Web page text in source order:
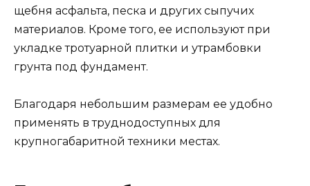
щебня асфальта, песка и других сыпучих
материалов. Кроме того, ее используют при
укладке тротуарной плитки и утрамбовки
грунта под фундамент.
Благодаря небольшим размерам ее удобно
применять в труднодоступных для
крупногабаритной техники местах.